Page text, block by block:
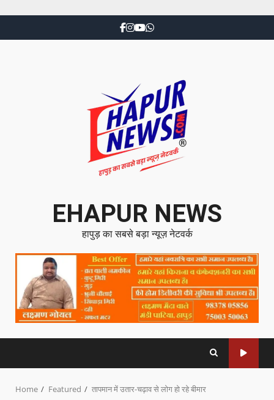
EHAPUR NEWS
हापुड़ का सबसे बड़ा न्यूज़ नेटवर्क
Home Featured तापमान में उतार-चढ़ाव से लोग हो रहे बीमार